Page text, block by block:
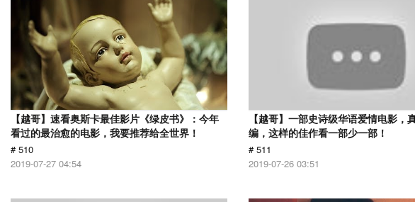
【越哥】速看奥斯卡最佳影片《绿皮书》：今年
看过的最治愈的电影，我要推荐给全世界！
# 510
2019-07-27 04:54
【越哥】一部史诗级华语爱情电影，
编，这样的佳作看一部少一部！
# 511
2019-07-26 03:51